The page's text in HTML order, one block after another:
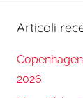
Articoli
2026